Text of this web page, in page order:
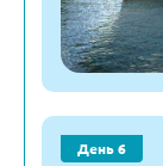
День 6